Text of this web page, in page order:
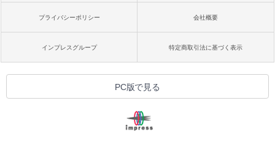
プライバシーポリシー 会社概要
インプレスグループ 特定商取引法に基づく表示
PC版で見る